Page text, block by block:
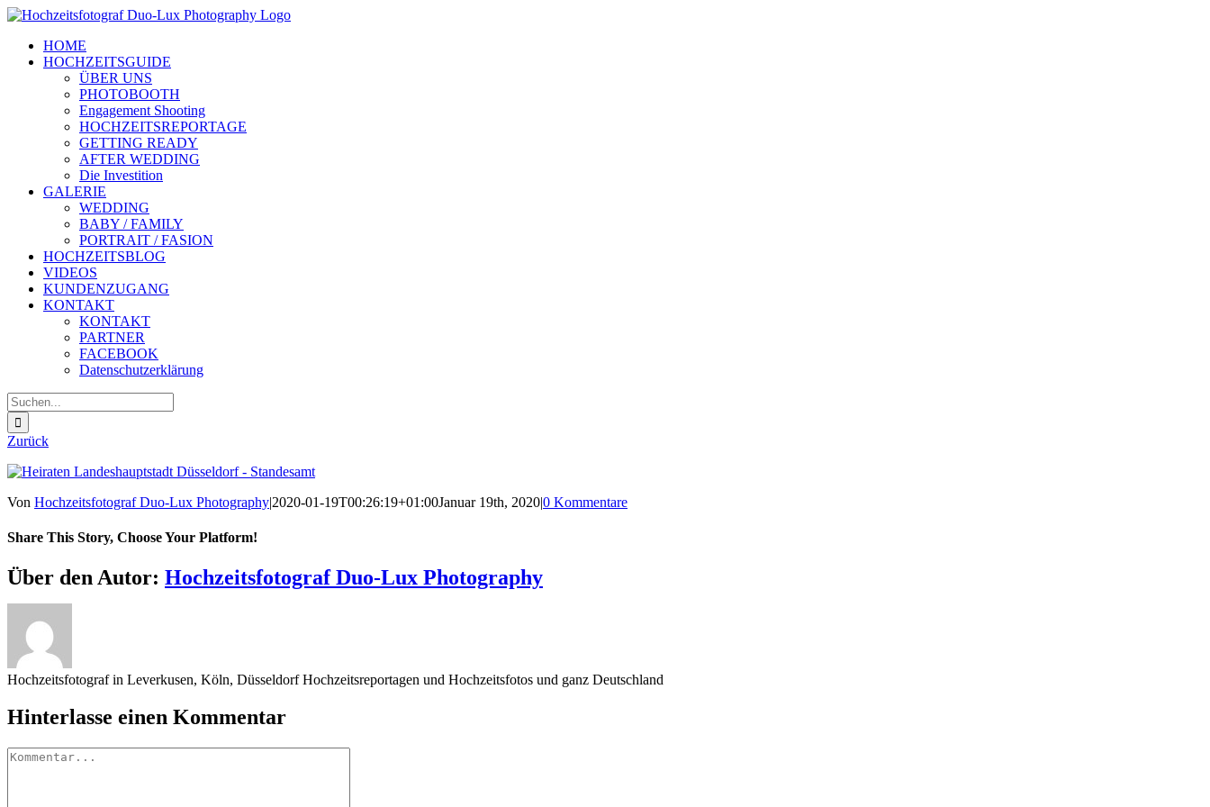
Zum
springenHOME
HOCHZEITSGUIDE
ÜBER UNS
PHOTOBOOTH
Engagement Shooting
HOCHZEITSREPORTAGE
GETTING READY
AFTER WEDDING
Die Investition
GALERIE
WEDDING
BABY / FAMILY
PORTRAIT / FASION
HOCHZEITSBLOG
VIDEOS
KUNDENZUGANG
KONTAKT
KONTAKT
PARTNER
FACEBOOK
Datenschutzerklärung
Suche
nach:
Zurück
Von Hochzeitsfotograf Duo-Lux Photography|2020-01-19T00:26:19+01:00Januar 19th, 2020|0 Kommentare
Share This Story, Choose Your Platform!
Sharing_facebook
Sharing_twitter
Sharing_reddit
Über den Autor: Hochzeitsfotograf Duo-Lux Photography
Hochzeitsfotograf in Leverkusen, Köln, Düsseldorf Hochzeitsreportagen und Hochzeitsfotos und ganz Deutschland
Hinterlasse einen Kommentar
Kommentar